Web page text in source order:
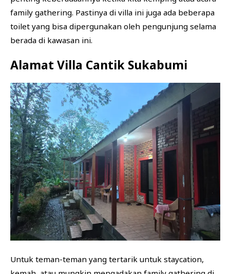
family gathering. Pastinya di villa ini juga ada beberapa
toilet yang bisa dipergunakan oleh pengunjung selama
berada di kawasan ini.
Alamat Villa Cantik Sukabumi
Untuk teman-teman yang tertarik untuk staycation,